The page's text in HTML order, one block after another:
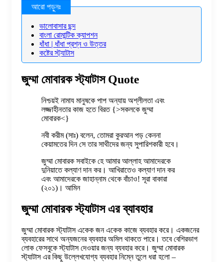
ভালোবাসার ছন্দ
বাংলা রোমান্টিক ক্যাপশন
ধাঁধা | ধাঁধা প্রশ্ন ও উত্তর
কষ্টের স্ট্যাটাস
জুম্মা মোবারক স্ট্যাটাস Quote
নিশ্চয়ই নামায মানুষকে পাপ অন্যায় অশ্লীলতা এবং
লজ্জাহীনতার কাজ হতে বিরত {>সকলকে জুম্মা
মোবারক<}
নবী করীম (সাঃ) বলেন, তোমরা কুরআন পড় কেননা
কেয়ামতের দিন সে তার সাথীদের জন্য সুপারিশকারী হবে।
জুম্মা মোবারক সবাইকে হে আমার আল্লাহ আমাদেরকে
দুনিয়াতে কল্যাণ দান কর। আখিরাতেও কল্যাণ দান কর
এবং আমাদেরকে জাহান্নাম থেকে বাঁচাও! সূরা বাকারা
(২০১)। আমিন
জুম্মা মোবারক স্ট্যাটাস এর ব্যাবহার
জুম্মা মোবারক স্ট্যাটাস একেক জন একেক কাজে ব্যবহার করে। একজনের
ব্যবহারের সাথে অন্যজনের ব্যবহার অমিল থাকতে পারে। তবে বেশিরভাগ
লোক ফেসবুকে স্ট্যাটাস দেওয়ার জন্য ব্যবহার করে। জুম্মা মোবারক
স্ট্যাটাস এর কিছু উল্লেখযোগ্য ব্যবহার নিম্নে তুলে ধরা হলো –